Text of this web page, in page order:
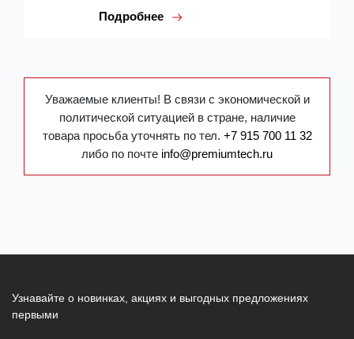
Подробнее
Уважаемые клиенты! В связи с экономической и
политической ситуацией в стране, наличие
товара просьба уточнять по тел. +7 915 700 11 32
либо по почте info@premiumtech.ru
Узнавайте о новинках, акциях и выгодных предложениях
первыми